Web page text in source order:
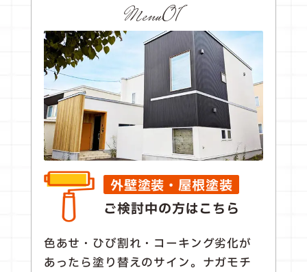
Menu01
外壁塗装・屋根塗装
ご検討中の方はこちら
色あせ・ひび割れ・コーキング劣化が
あったら塗り替えのサイン。ナガモチ